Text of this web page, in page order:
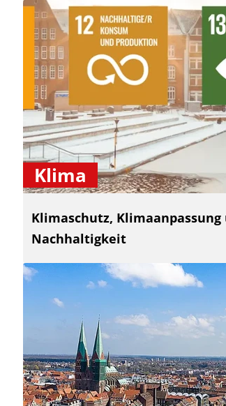
Klima
Klimaschutz, Klimaanpassung
Nachhaltigkeit